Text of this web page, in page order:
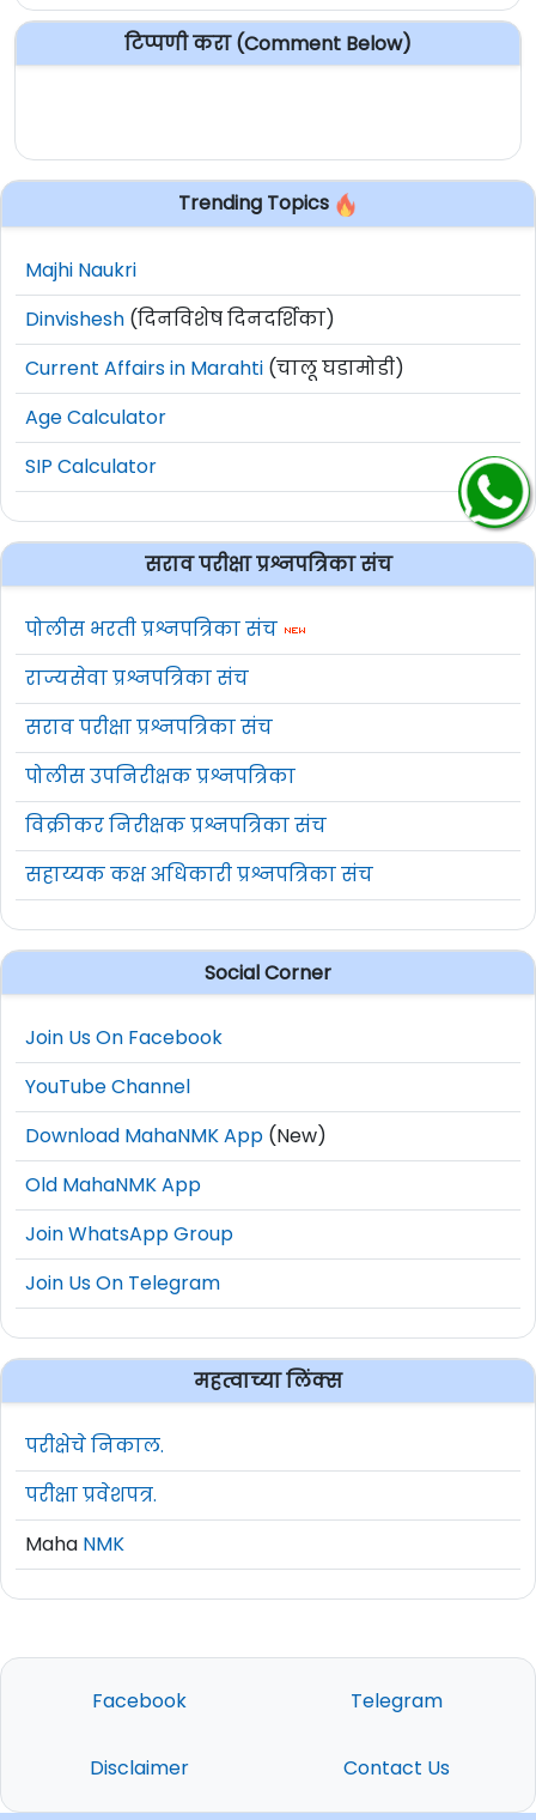
टिप्पणी करा (Comment Below)
Trending Topics
Majhi Naukri
Dinvishesh (दिनविशेष दिनदर्शिका)
Current Affairs in Marahti (चालू घडामोडी)
Age Calculator
SIP Calculator
सराव परीक्षा प्रश्नपत्रिका संच
पोलीस भरती प्रश्नपत्रिका संच
राज्यसेवा प्रश्नपत्रिका संच
सराव परीक्षा प्रश्नपत्रिका संच
पोलीस उपनिरीक्षक प्रश्नपत्रिका
विक्रीकर निरीक्षक प्रश्नपत्रिका संच
सहाय्यक कक्ष अधिकारी प्रश्नपत्रिका संच
Social Corner
Join Us On Facebook
YouTube Channel
Download MahaNMK App (New)
Old MahaNMK App
Join WhatsApp Group
Join Us On Telegram
महत्वाच्या लिंक्स
परीक्षेचे निकाल.
परीक्षा प्रवेशपत्र.
Maha NMK
Facebook Telegram
Disclaimer Contact Us